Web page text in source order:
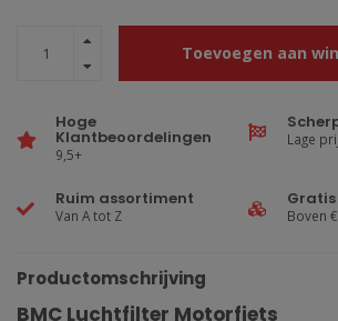
Toevoegen aan
Hoge
Klantbeoordelingen
9,5+
Lage
Ruim assortiment
Van A tot Z Boven
Productomschrijving
BMC Luchtfilter Motorfiets